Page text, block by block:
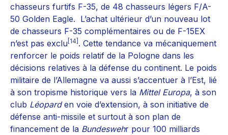
chasseurs furtifs F-35, de 48 chasseurs légers F/A-
50 Golden Eagle. L’achat ultérieur d’un nouveau lot
de chasseurs F-35 complémentaires ou de F-15EX
n’est pas exclu [14] . Cette tendance va mécaniquement
renforcer le poids relatif de la Pologne dans les
décisions relatives à la défense du continent. Le poids
militaire de l’Allemagne va aussi s’accentuer à l’Est, lié
à son tropisme historique vers la Mittel Europa, à son
club Léoparden voie d’extension, à son initiative de
défense anti-missile et surtout à son plan de
financement de la Bundeswehr pour 100 milliards